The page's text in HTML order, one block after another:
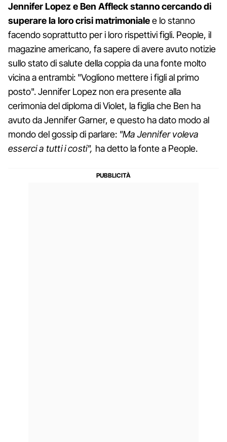
Jennifer Lopez e Ben Affleck stanno cercando di
superare la loro crisi matrimonialee lo stanno
facendo soprattutto per i loro rispettivi figli. People, il
magazine americano, fa sapere di avere avuto notizie
sullo stato di salute della coppia da una fonte molto
vicina a entrambi: "Vogliono mettere i figli al primo
posto". Jennifer Lopez non era presente alla
cerimonia del diploma di Violet, la figlia che Ben ha
avuto da Jennifer Garner, e questo ha dato modo al
mondo del gossip di parlare: "Ma Jennifer voleva
esserci a tutti i costi", ha detto la fonte a People.